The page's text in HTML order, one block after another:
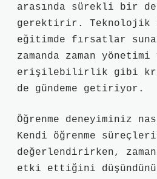
arasında sürekli bir
gerektirir. Teknolojik
eğitimde fırsatlar
zamanda zaman yönetimi
erişilebilirlik gibi
de gündeme getiriyor.
Öğrenme deneyiminiz
Kendi öğrenme
değerlendirirken,
etki ettiğini